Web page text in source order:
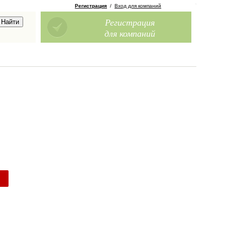
Регистрация / Вход для компаний
Регистрация
для компаний